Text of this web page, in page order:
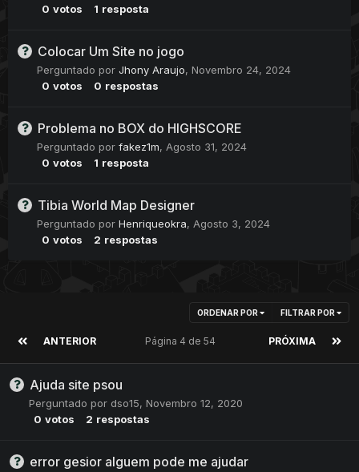
0 votos 1 resposta
Colocar Um Site no jogo
Perguntado por Jhony Araujo, Novembro 24, 2024
0 votos 0 respostas
Problema no BOX do HIGHSCORE
Perguntado por fakez1m, Agosto 31, 2024
0 votos 1 resposta
Tibia World Map Designer
Perguntado por Henriqueokra, Agosto 3, 2024
0 votos 2 respostas
ORDENAR POR FILTRAR POR
ANTERIOR PRÓXIMA
Página 4 de 54
Ajuda site psou
Perguntado por dso15, Novembro 12, 2020
0 votos 2 respostas
error gesior alguem pode me ajudar